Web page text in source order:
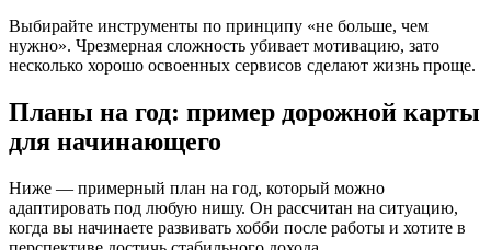
Выбирайте инструменты по принципу «не больше, чем
нужно». Чрезмерная сложность убивает мотивацию, зато
несколько хорошо освоенных сервисов сделают жизнь проще.
Планы на год: пример дорожной карты
для начинающего
Ниже — примерный план на год, который можно
адаптировать под любую нишу. Он рассчитан на ситуацию,
когда вы начинаете развивать хобби после работы и хотите в